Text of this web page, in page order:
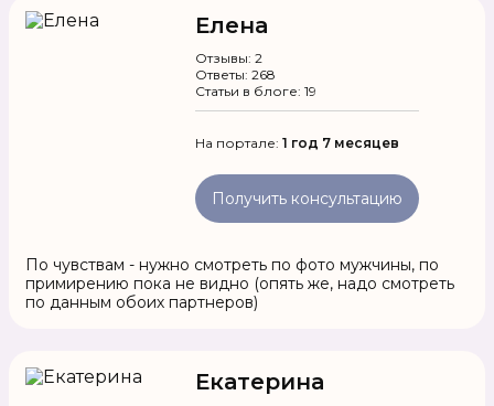
Елена
Отзывы: 2
Ответы: 268
Статьи в блоге: 19
На портале: 1 год 7 месяцев
Получить консультацию
По чувствам - нужно смотреть по фото мужчины, по
примирению пока не видно (опять же, надо смотреть
по данным обоих партнеров)
Екатерина